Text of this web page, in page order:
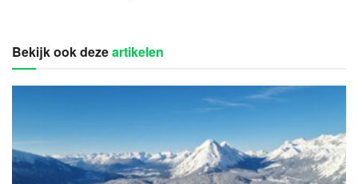
Bekijk ook dezeartikelen